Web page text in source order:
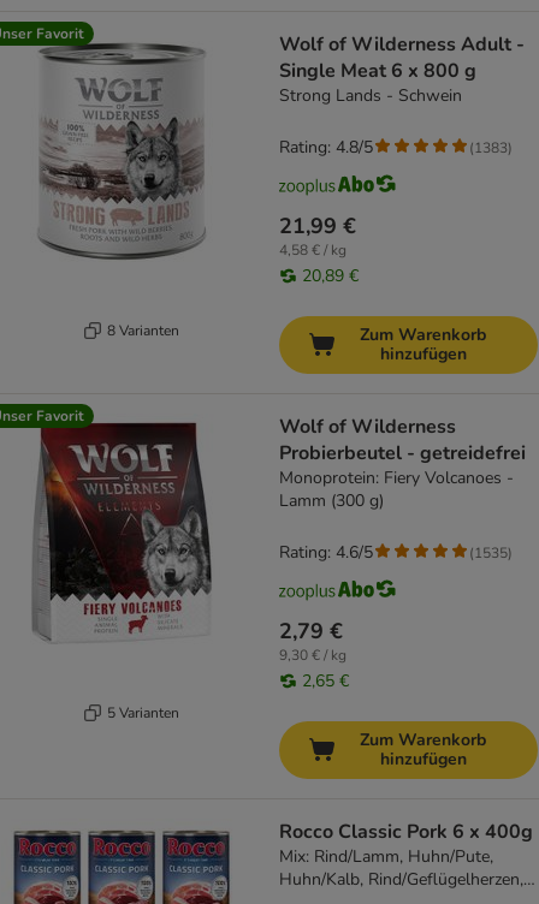
Favorit
8 Varianten
Wolf of Wilderness Adult -
Single Meat 6 x 800 g
Strong Lands - Schwein
21,99 €
4,58 € / kg
20,89 €
Rating: 4.8/5 (1383)
Zum Warenkorb
hinzufügen
Favorit
5 Varianten
Wolf of Wilderness
Probierbeutel - getreidefrei
Monoprotein: Fiery Volcanoes -
Lamm (300 g)
2,79 €
9,30 € / kg
2,65 €
Rating: 4.6/5 (1535)
Zum Warenkorb
hinzufügen
Rocco Classic Pork 6 x 400g
Mix: Rind/Lamm, Huhn/Pute,
Huhn/Kalb, Rind/Geflügelherzen,